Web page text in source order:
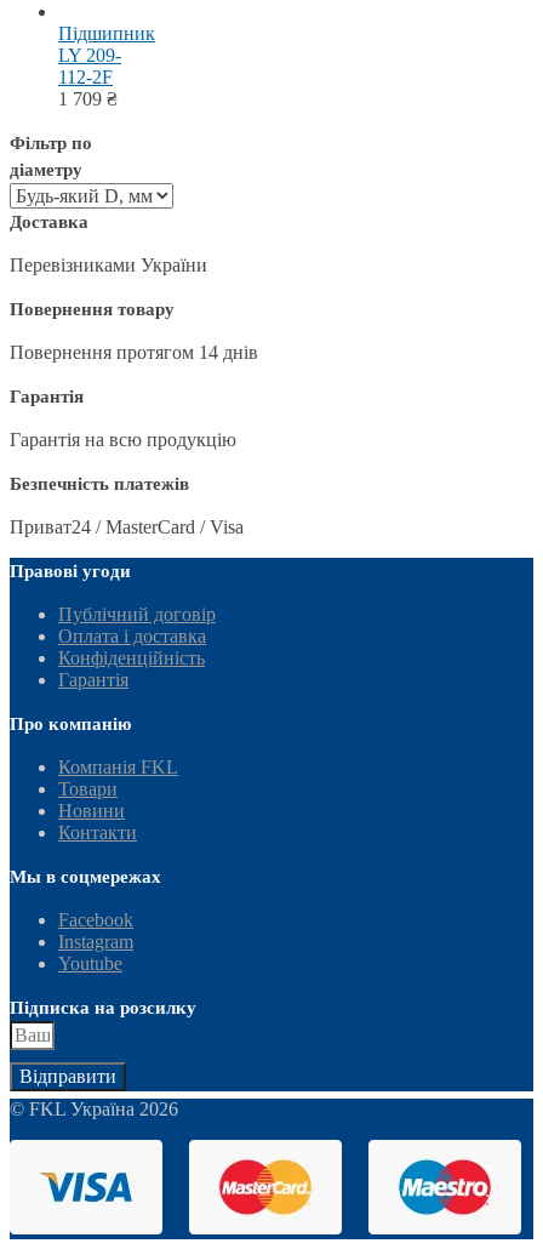
Підшипник
LY 209-
112-2F
1 709 ₴
Фільтр по
діаметру
Доставка
Перевізниками України
Повернення товару
Повернення протягом 14 днів
Гарантія
Гарантія на всю продукцію
Безпечність платежів
Приват24 / MasterCard / Visa
Правові угоди
Публічний договір
Оплата і доставка
Конфіденційність
Гарантія
Про компанію
Компанія FKL
Товари
Новини
Контакти
Мы в соцмережах
Facebook
Instagram
Youtube
Підписка на розсилку
Відправити
© FKL Україна 2026